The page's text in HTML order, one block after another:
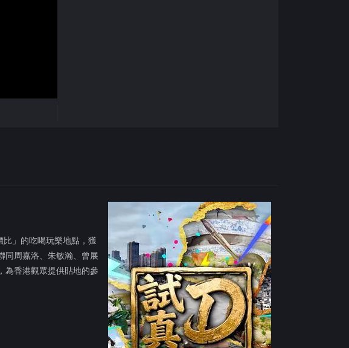
」的吃喝玩樂地點，獲
同周嘉洛、朱敏瀚、曾展
為香港觀眾提供貼地的參